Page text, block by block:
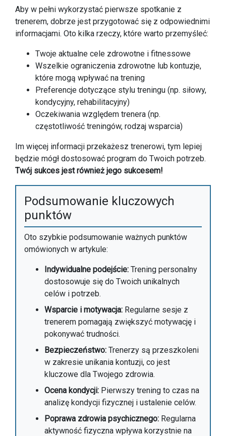
Aby w pełni wykorzystać pierwsze spotkanie z
trenerem, dobrze jest przygotować się z odpowiednimi
informacjami. Oto kilka rzeczy, które warto przemyśleć:
Twoje aktualne cele zdrowotne i fitnessowe
Wszelkie ograniczenia zdrowotne lub kontuzje,
które mogą wpływać na trening
Preferencje dotyczące stylu treningu (np. siłowy,
kondycyjny, rehabilitacyjny)
Oczekiwania względem trenera (np.
częstotliwość treningów, rodzaj wsparcia)
Im więcej informacji przekażesz trenerowi, tym lepiej
będzie mógł dostosować program do Twoich potrzeb.
Twój sukces jest również jego sukcesem!
Podsumowanie kluczowych
punktów
Oto szybkie podsumowanie ważnych punktów
omówionych w artykule:
Indywidualne podejście: Trening personalny
dostosowuje się do Twoich unikalnych
celów i potrzeb.
Wsparcie i motywacja: Regularne sesje z
trenerem pomagają zwiększyć motywację i
pokonywać trudności.
Bezpieczeństwo: Trenerzy są przeszkoleni
w zakresie unikania kontuzji, co jest
kluczowe dla Twojego zdrowia.
Ocena kondycji: Pierwszy trening to czas na
analizę kondycji fizycznej i ustalenie celów.
Poprawa zdrowia psychicznego: Regularna
aktywność fizyczna wpływa korzystnie na